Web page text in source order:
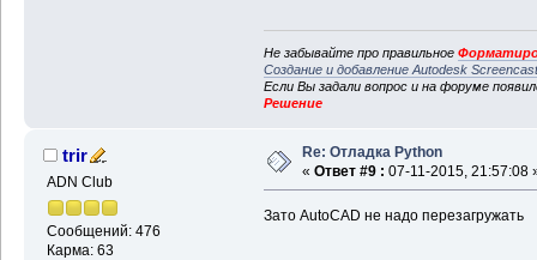
Не забывайте про правильное
Создание и добавление Autodesk
Если Вы задали вопрос и на форуме
Решение
trir
ADN Club
Сообщений: 476
Карма: 63
Re: Отладка Python
« Ответ #9 : 07-11-2015, 21:57:08
Зато AutoCAD не надо перезагружать